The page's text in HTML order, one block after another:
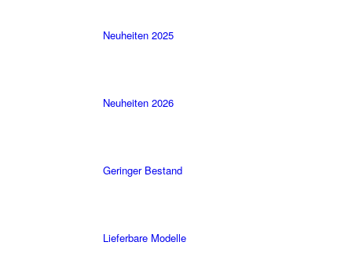
Neuheiten 2025
Neuheiten 2026
Geringer Bestand
Lieferbare Modelle